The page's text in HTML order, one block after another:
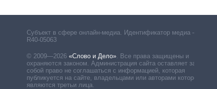
Субъект в сфере онлайн-медиа. Идентификатор медиа –
R40-05063
© 2009—2026 «Слово и Дело»
Все права защищены и
охраняются законом. Администрация сайта оставляет за
собой право не соглашаться с информацией, которая
публикуется на сайте, владельцами или авторами которой
являются третьи лица.